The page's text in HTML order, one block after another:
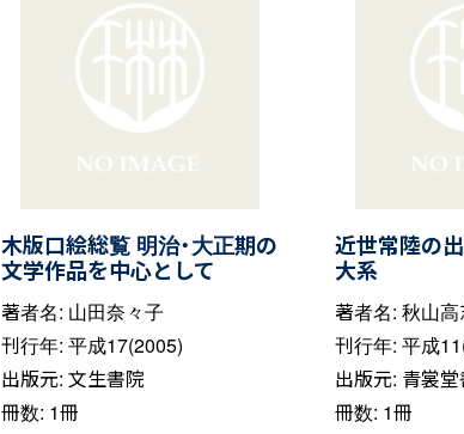
木版口絵総覧 明治・大正期の
文学作品を中心として
著者名: 山田奈々子
刊行年: 平成17(2005)
出版元: 文生書院
冊数: 1冊
近世常陸の
大系
著者名: 秋山
刊行年: 平成
出版元: 青裳
冊数: 1冊